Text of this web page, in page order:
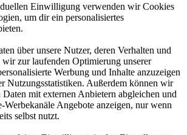
Einwilligung verwenden wir Cookies
um dir ein personalisiertes
über unsere Nutzer, deren Verhalten und
wir zur laufenden Optimierung unserer
Werbung und Inhalte anzuzeigen
Nutzungsstatistiken. Außerdem können wir
Daten mit externen Anbietern abgleichen und
Werbekanäle Angebote anzeigen, nur wenn
selbst nutzt.